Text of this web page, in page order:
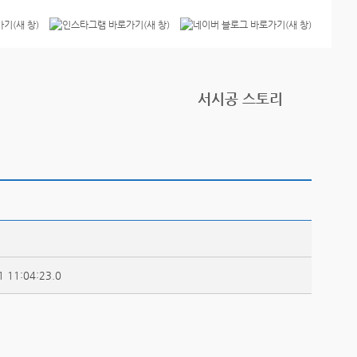
서시공 스토리
11:04:23.0